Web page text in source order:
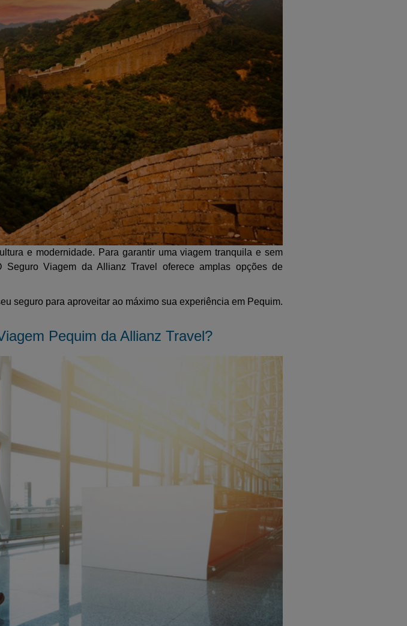
e modernidade. Para garantir uma viagem tranquila e sem
Viagem da Allianz Travel oferece amplas opções de
seguro para aproveitar ao máximo sua experiência em Pequim.
Pequim da Allianz Travel?